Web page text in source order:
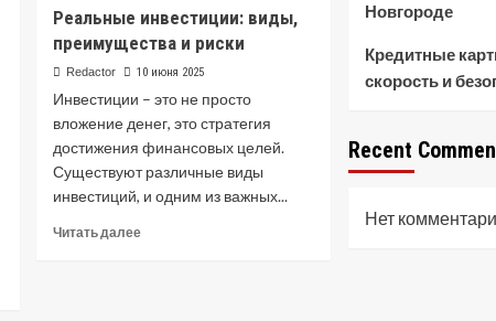
недвижимость:
Руководство
для
инвесторов
Реальные инвестиции: виды,
преимущества и риски
Redactor 10 июня 2025
Инвестиции – это не просто
вложение денег, это стратегия
достижения финансовых целей.
Существуют различные виды
инвестиций, и одним из важных...
Читать далееRead
Новгороде
Кредитные
скорость и
Recent
Нет